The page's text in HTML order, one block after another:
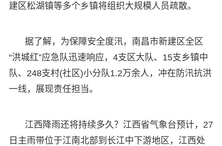
建区松湖镇等多个乡镇将组织大规模人员疏散。
据了解，为保障安全度汛，南昌市新建区全区
“洪城红”应急队迅速响应，4支区大队、15支乡镇中
队、248支村(社区)小分队1.2万余人，冲在防汛抗洪
一线，展现责任担当。
江西降雨还将持续多久？江西省气象台预计，27
日主雨带位于江南北部到长江中下游地区，江西处